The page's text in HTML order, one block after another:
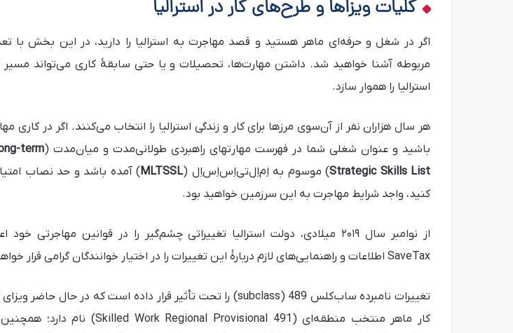
کلیات ویزاها و طرح‌های کار در استرالیا
اگر در شغل و حرفه‌ای ماهر هستید و قصد مهاجرت به استرالیا را دارید، در این بخش با
مربوطه آشنا خواهید شد. داشتن مهارت‌ها، تحصیلات و یا حتی سابقۀ کاری می‌تواند
استرالیا را هموار سازد.
هر سال هزاران نفر از آن‌سوی مرزها برای کار و زندگی استرالیا را انتخاب می‌کنند. اگر در کاری
باشید و عنوان شغلی شما در فهرست مهارت‎های راهبردی طولانی‌مدت و میان‌مدت (
term
Strategic Skills List) موسوم به اِم‌اِل‌تی‌اِس‌اِس‌اِل (MLTSSL) آمده باشد و حد نصاب
کنید، واجد شرایط مهاجرت به این سرزمین خواهید بود.
از نوامبر سال ۲۰۱۹ میلادی، دولت استرالیا تغییراتی چشم‌گیر را در قوانین مهاجرتی
SaveTax اطلاعات و راهنمایی‌های لازم دربارۀ این تغییرات را در اختیار خوانندگان گرامی قرار خواهد داد.